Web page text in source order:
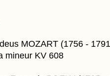
MOZART (1756 -
mineur KV 608